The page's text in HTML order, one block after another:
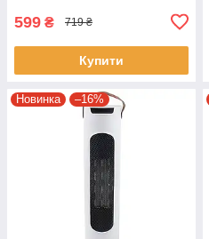
599 ₴ 719 ₴
Купити
Новинка –16%